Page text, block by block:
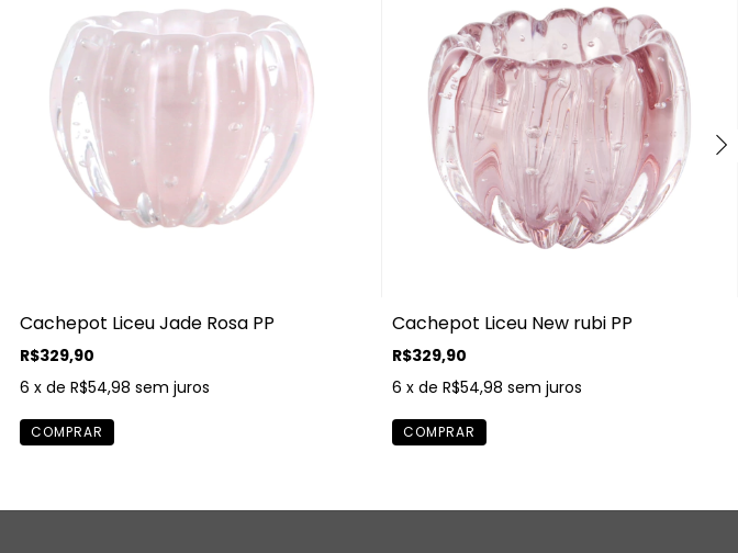
Cachepot Liceu Jade Rosa PP
R$329,90
6 x de R$54,98 sem juros
Cachepot Liceu New rubi PP
R$329,90
6 x deR$54,98 sem juros